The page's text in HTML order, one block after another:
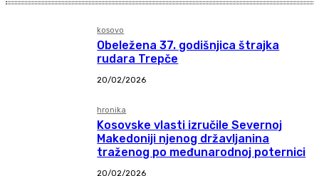
kosovo
Obeležena 37. godišnjica štrajka
rudara Trepče
20/02/2026
hronika
Kosovske vlasti izručile Severnoj
Makedoniji njenog državljanina
traženog po međunarodnoj poternici
20/02/2026